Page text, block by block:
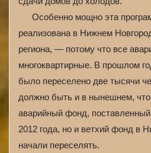
Особенно мощно эта
реализована в Нижнем
региона, — потому что все
многоквартирные. В прошлом
было переселено две тысячи
должно быть и в нынешнем,
аварийный фонд,
2012 года, но и ветхий фонд в
начали переселять.